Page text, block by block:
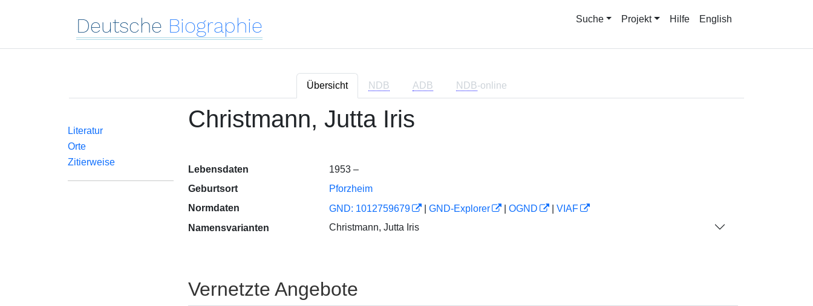
Deutsche Biographie Suche Projekt Hilfe English
Übersicht NDB ADB NDB-online
Literatur
Orte
Zitierweise
Christmann, Jutta Iris
Lebensdaten
1953 –
Geburtsort
Pforzheim
Normdaten
GND: 1012759679 GND-Explorer OGND
VIAF
Namensvarianten
Christmann, Jutta Iris
Vernetzte Angebote